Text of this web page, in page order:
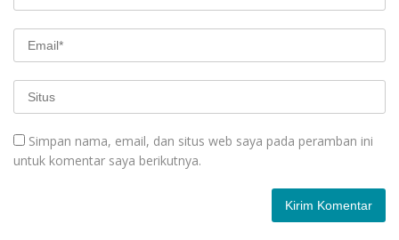
Simpan nama, email, dan situs web saya pada peramban ini
untuk komentar saya berikutnya.